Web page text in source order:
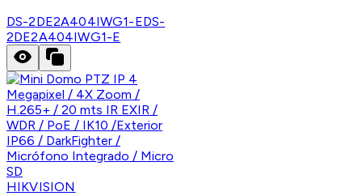
DS-2DE2A404IWG1-EDS-
2DE2A404IWG1-E
HIKVISION